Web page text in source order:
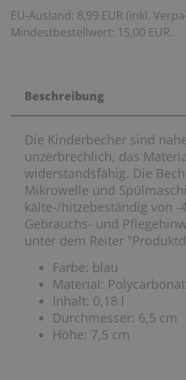
EU-Ausland: 8,99 EUR (inkl.
Mindestbestellwert: 15,00 EUR.
Beschreibung
Die Kinderbecher sind
unzerbrechlich, das
widerstandsfähig. Die
Mikrowelle und
kälte-/hitzebeständig von -
Gebrauchs- und
unter dem Reiter
Farbe: blau
Material: Polycarbonat
Inhalt: 0,18 l
Durchmesser: 6,5 cm
Höhe: 7,5 cm